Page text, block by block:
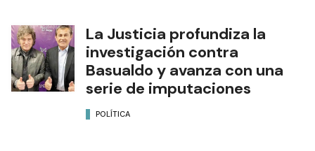
La Justicia profundiza la
investigación contra
Basualdo y avanza con una
serie de imputaciones
POLÍTICA